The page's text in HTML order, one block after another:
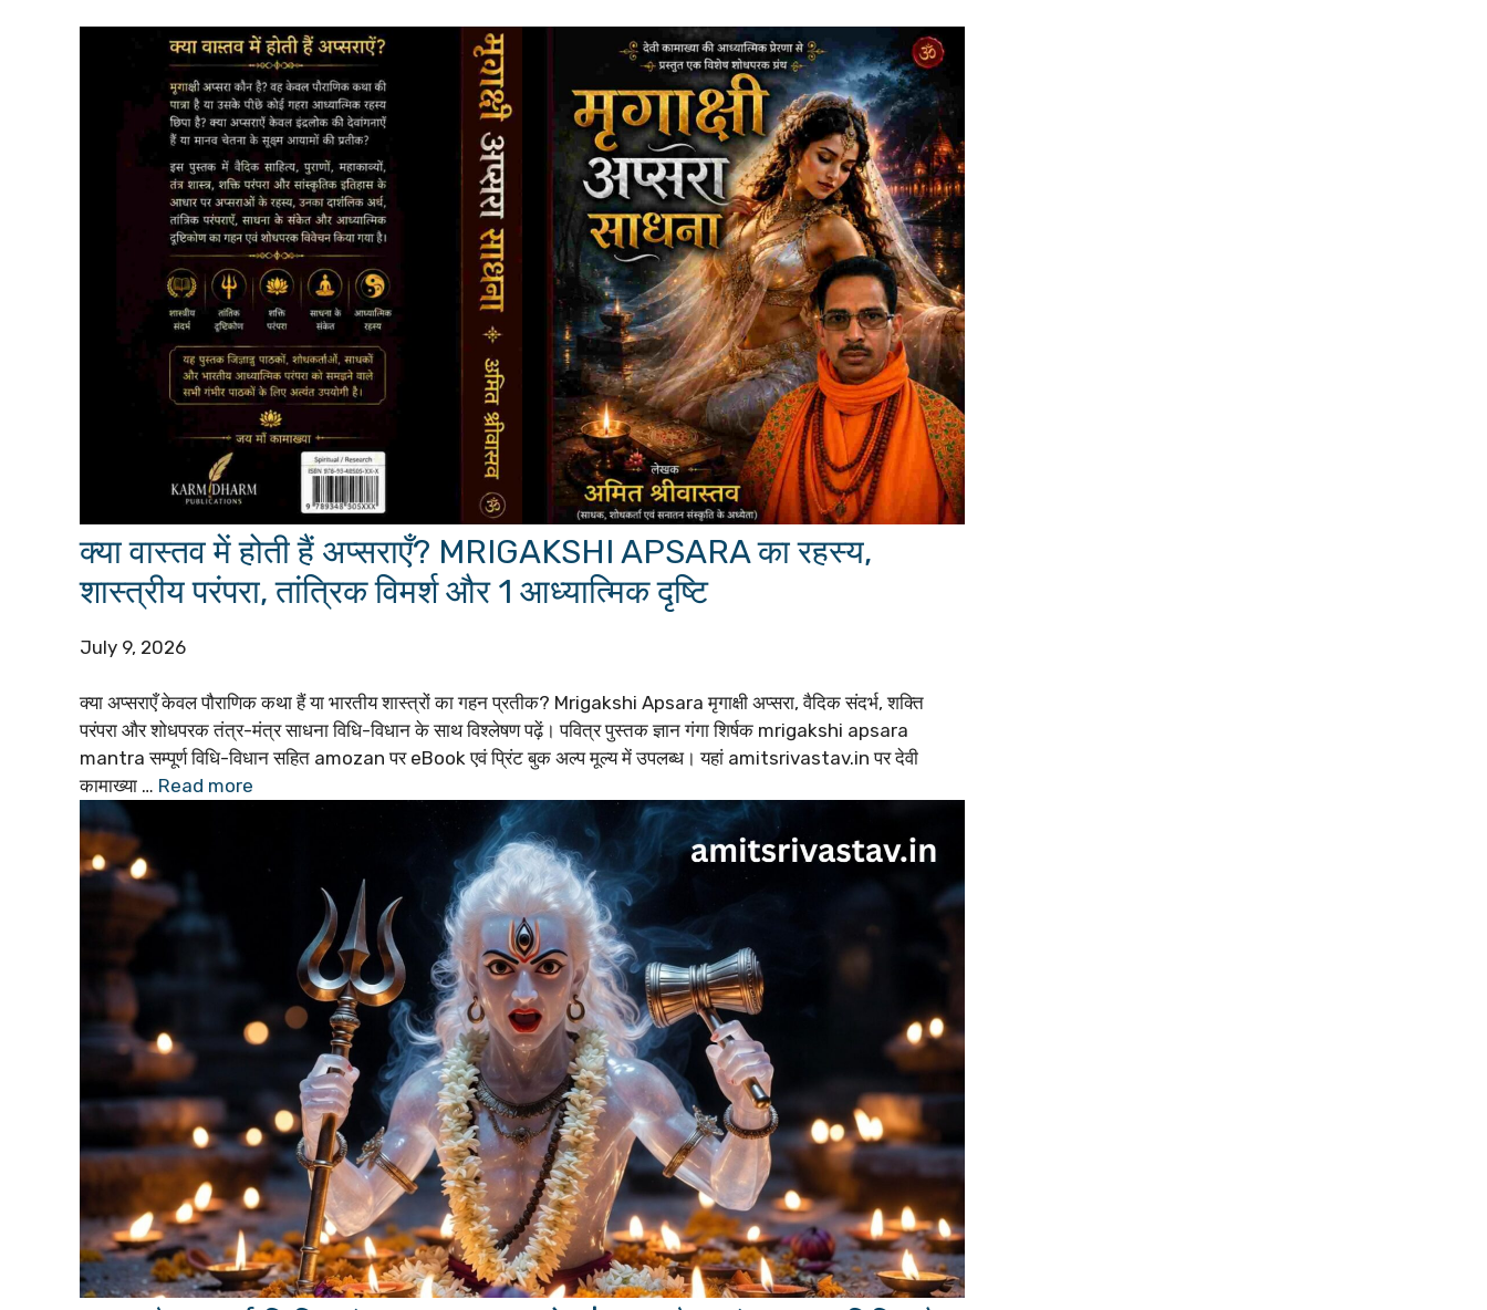
क्या वास्तव में होती हैं अप्सराएँ? MRIGAKSHI APSARA का रहस्य,
शास्त्रीय परंपरा, तांत्रिक विमर्श और 1 आध्यात्मिक दृष्टि
July 9, 2026
क्या अप्सराएँ केवल पौराणिक कथा हैं या भारतीय शास्त्रों का गहन प्रतीक? Mrigakshi Apsara मृगाक्षी अप्सरा, वैदिक संदर्भ, शक्ति
परंपरा और शोधपरक तंत्र-मंत्र साधना विधि-विधान के साथ विश्लेषण पढ़ें। पवित्र पुस्तक ज्ञान गंगा शिर्षक mrigakshi apsara
mantra सम्पूर्ण विधि-विधान सहित amozan पर eBook एवं प्रिंट बुक अल्प मूल्य में उपलब्ध। यहां amitsrivastav.in पर देवी
कामाख्या … Read more